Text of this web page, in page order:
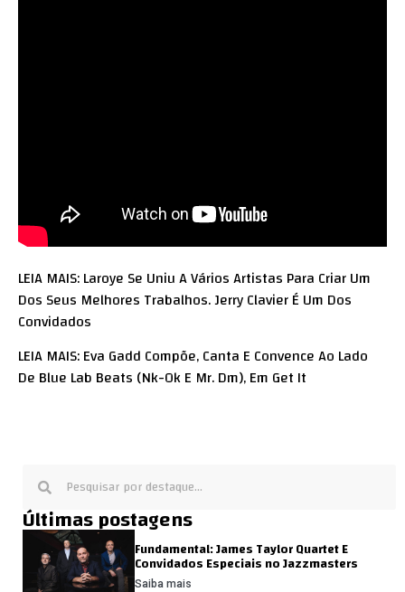
LEIA MAIS: Laroye Se Uniu A Vários Artistas Para Criar Um
Dos Seus Melhores Trabalhos. Jerry Clavier É Um Dos
Convidados
LEIA MAIS: Eva Gadd Compõe, Canta E Convence Ao Lado
De Blue Lab Beats (Nk-Ok E Mr. Dm), Em Get It
Últimas postagens
Fundamental: James Taylor Quartet E
Convidados Especiais no Jazzmasters
Saiba mais